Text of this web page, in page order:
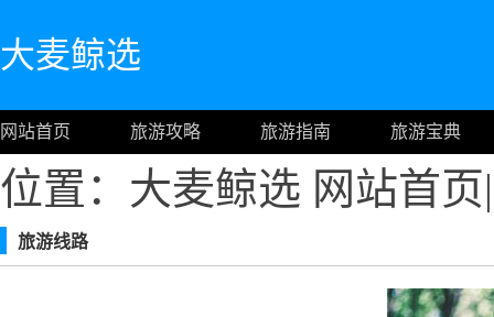
大麦鲸选
网站首页 旅游攻略 旅游指南 旅游宝典
位置：大麦鲸选 网站首页|
旅游线路